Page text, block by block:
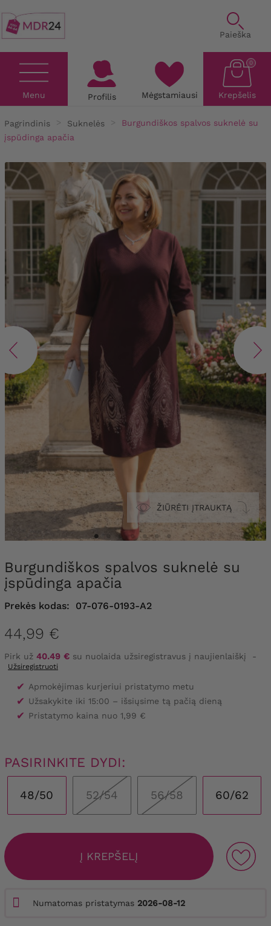
Paieška
Menu Profilis Mėgstamiausi Krepšelis
0
Pagrindinis Suknelės
Burgundiškos spalvos suknelė su
įspūdinga apačia
ŽIŪRĖTI ĮTRAUKTĄ
Burgundiškos spalvos suknelė su
įspūdinga apačia
Prekės kodas: 07-076-0193-A2
44,99 €
Pirk už 40.49 € su nuolaida užsiregistravus į naujienlaiškį -
Užsiregistruoti
✔ Apmokėjimas kurjeriui pristatymo metu
✔ Užsakykite iki 15:00 – išsiųsime tą pačią dieną
✔ Pristatymo kaina nuo 1,99 €
PASIRINKITE DYDI:
48/50 52/54 56/58 60/62
Į KREPŠELĮ
Numatomas pristatymas 2026-08-12